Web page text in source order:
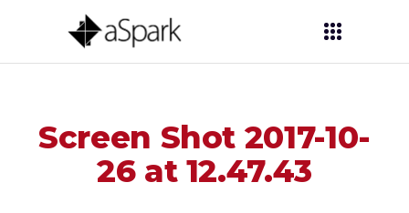
Screen Shot 2017-10-
26 at 12.47.43